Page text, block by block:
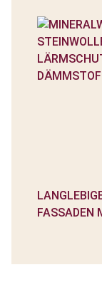
FASSADEN